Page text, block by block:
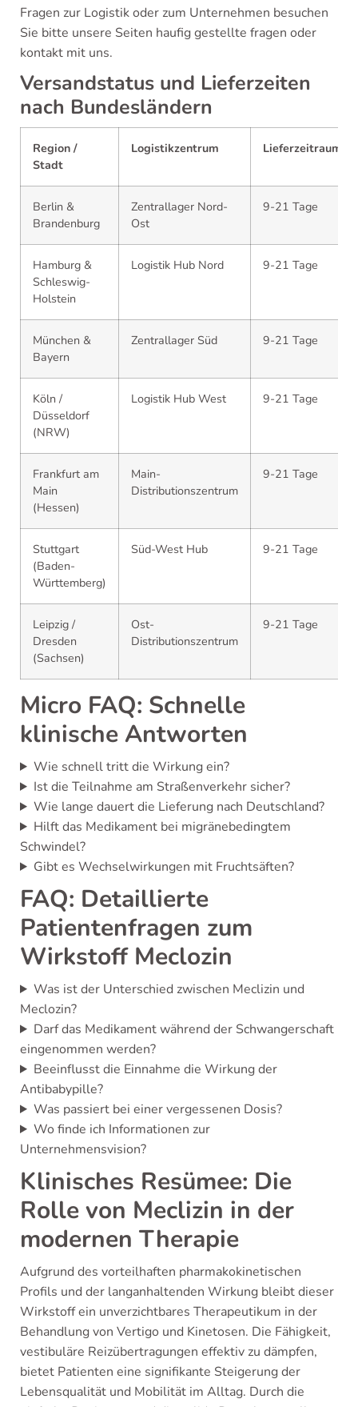
Fragen zur Logistik oder zum Unternehmen besuchen
Sie bitte unsere Seiten haufig gestellte fragen oder
kontakt mit uns.
Versandstatus und Lieferzeiten
nach Bundesländern
Region /
Stadt
Logistikzentrum Lieferzeitraum
Berlin &
Brandenburg
Zentrallager Nord-
Ost
9-21 Tage
Hamburg &
Schleswig-
Holstein
Logistik Hub Nord 9-21 Tage
München &
Bayern
Zentrallager Süd 9-21 Tage
Köln /
Düsseldorf
(NRW)
Logistik Hub West 9-21 Tage
Frankfurt am
Main
(Hessen)
Main-
Distributionszentrum
9-21 Tage
Stuttgart
(Baden-
Württemberg)
Süd-West Hub 9-21 Tage
Leipzig /
Dresden
(Sachsen)
Ost-
Distributionszentrum
9-21 Tage
Micro FAQ: Schnelle
klinische Antworten
Wie schnell tritt die Wirkung ein?
Ist die Teilnahme am Straßenverkehr sicher?
Wie lange dauert die Lieferung nach Deutschland?
Hilft das Medikament bei migränebedingtem
Schwindel?
Gibt es Wechselwirkungen mit Fruchtsäften?
FAQ: Detaillierte
Patientenfragen zum
Wirkstoff Meclozin
Was ist der Unterschied zwischen Meclizin und
Meclozin?
Darf das Medikament während der Schwangerschaft
eingenommen werden?
Beeinflusst die Einnahme die Wirkung der
Antibabypille?
Was passiert bei einer vergessenen Dosis?
Wo finde ich Informationen zur
Unternehmensvision?
Klinisches Resümee: Die
Rolle von Meclizin in der
modernen Therapie
Aufgrund des vorteilhaften pharmakokinetischen
Profils und der langanhaltenden Wirkung bleibt dieser
Wirkstoff ein unverzichtbares Therapeutikum in der
Behandlung von Vertigo und Kinetosen. Die Fähigkeit,
vestibuläre Reizübertragungen effektiv zu dämpfen,
bietet Patienten eine signifikante Steigerung der
Lebensqualität und Mobilität im Alltag. Durch die